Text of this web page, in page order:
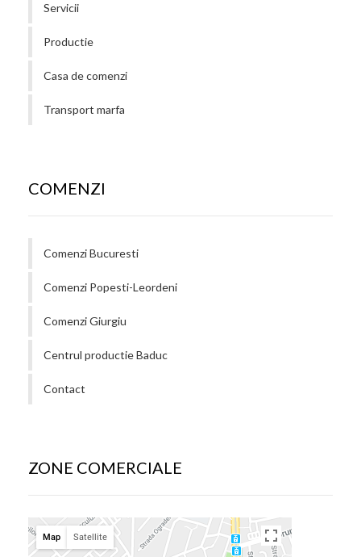
Servicii
Productie
Casa de comenzi
Transport marfa
COMENZI
Comenzi Bucuresti
Comenzi Popesti-Leordeni
Comenzi Giurgiu
Centrul productie Baduc
Contact
ZONE COMERCIALE